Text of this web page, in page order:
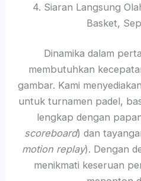
4. Siaran Langsung
Basket,
Dinamika dalam
membutuhkan
gambar. Kami
untuk turnamen padel,
lengkap dengan
scoreboard) dan
motion replay). Dengan
menikmati keseruan